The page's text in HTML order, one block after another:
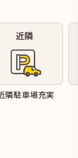
隣駐車場充実